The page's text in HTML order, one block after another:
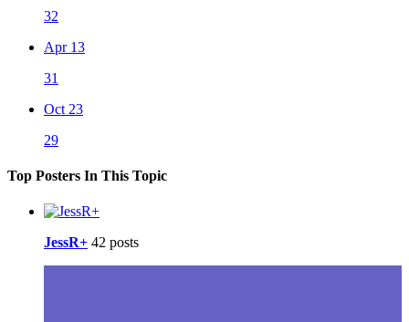
32
Apr 13
31
Oct 23
29
Top Posters In This Topic
JessR+ 42 posts